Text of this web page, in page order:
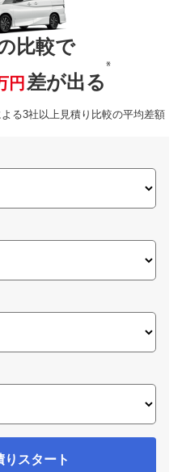
比較で
円 差が出る
※
る3社以上見積り比較の平均差額
りスタート